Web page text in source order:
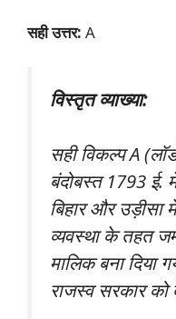
सही उत्तर: A
विस्तृत व्याख्या:
सही विकल्प A
बंदोबस्त 1793 ई. में
बिहार और उड़ीसा
व्यवस्था के तहत
मालिक बना दिया
राजस्व सरकार को